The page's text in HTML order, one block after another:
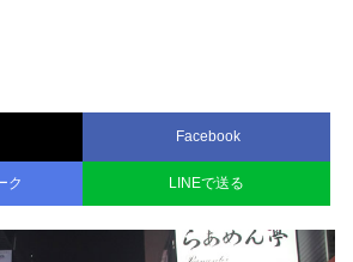
Facebook
ク LINEで送る